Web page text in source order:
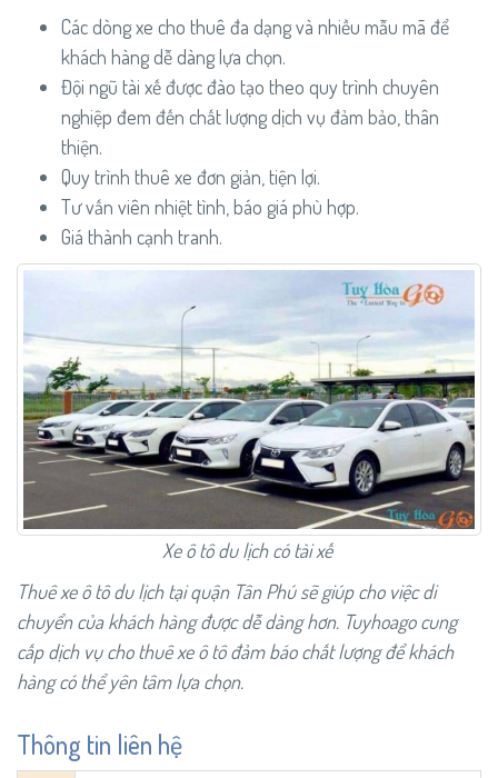
Các dòng xe cho thuê đa dạng và nhiều mẫu mã để
khách hàng dễ dàng lựa chọn.
Đội ngũ tài xế được đào tạo theo quy trình chuyên
nghiệp đem đến chất lượng dịch vụ đảm bảo, thân
thiện.
Quy trình thuê xe đơn giản, tiện lợi.
Tư vấn viên nhiệt tình, báo giá phù hợp.
Giá thành cạnh tranh.
Xe ô tô du lịch có tài xế
Thuê xe ô tô du lịch tại quận Tân Phú sẽ giúp cho việc di
chuyển của khách hàng được dễ dàng hơn. Tuyhoago cung
cấp dịch vụ cho thuê xe ô tô đảm báo chất lượng để khách
hàng có thể yên tâm lựa chọn.
Thông tin liên hệ